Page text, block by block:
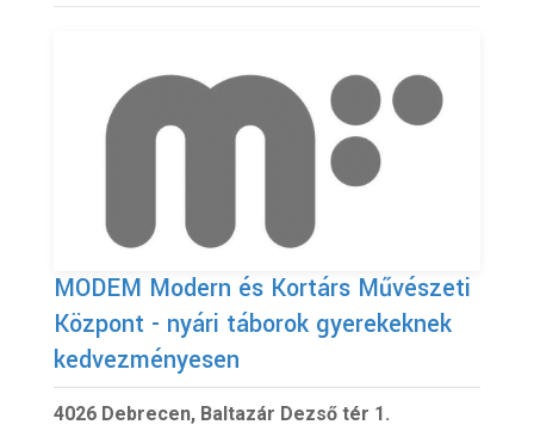
MODEM Modern és Kortárs Művészeti
Központ - nyári táborok gyerekeknek
kedvezményesen
4026 Debrecen, Baltazár Dezső tér 1.